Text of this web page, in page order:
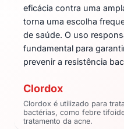
eficácia contra uma
torna uma escolha
de saúde. O uso
fundamental para
prevenir a resistência
Clordox
Clordox é utilizado para
bactérias, como febre
tratamento da acne.